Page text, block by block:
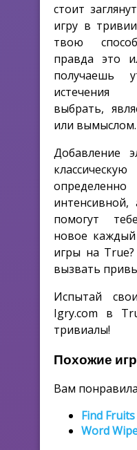
стоит
игру в
твою
правда это
получаешь
истечения
выбрать,
или вымыслом.
Добавление
помогут
новое
игры на
вызвать
Испытай
Igry.com в
тривиалы!
Похожие
Вам
Find
Word